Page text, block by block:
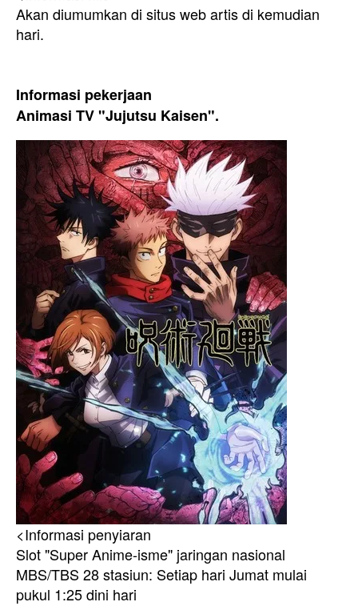
Akan diumumkan di situs web artis di kemudian
hari.
Informasi pekerjaan
Animasi TV "Jujutsu Kaisen".
<Informasi penyiaran
Slot "Super Anime-isme" jaringan nasional
MBS/TBS 28 stasiun: Setiap hari Jumat mulai
pukul 1:25 dini hari